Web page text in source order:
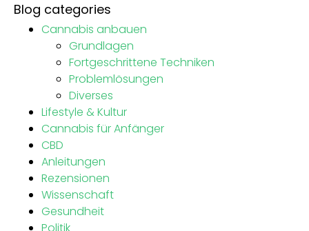
Blog categories
Cannabis anbauen
Grundlagen
Fortgeschrittene Techniken
Problemlösungen
Diverses
Lifestyle & Kultur
Cannabis für Anfänger
CBD
Anleitungen
Rezensionen
Wissenschaft
Gesundheit
Politik